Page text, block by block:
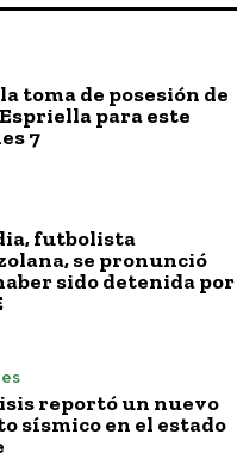
toma de posesión de
para este
7
futbolista
se pronunció
sido detenida por
reportó un nuevo
sísmico en el estado